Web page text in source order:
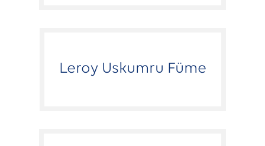
Leroy Uskumru Füme